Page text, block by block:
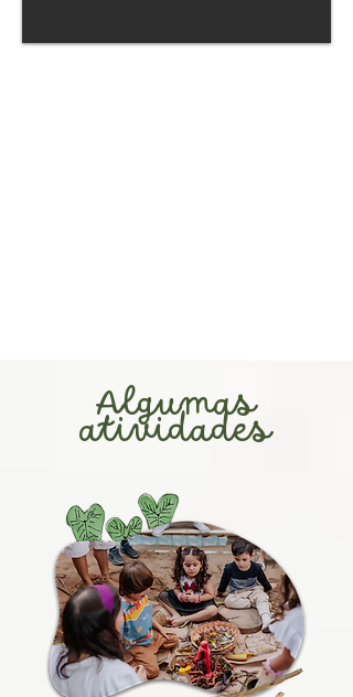
Algumas
atividades